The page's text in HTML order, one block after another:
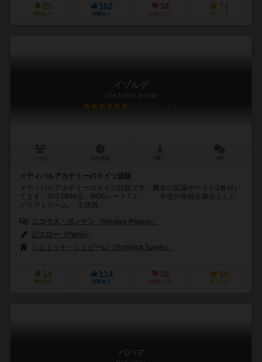
23
興味あり
162
経験あり
34
お気に入り
74
持ってる
イゾルデ
Die holde Isolde
6.1
メディバルアカデミーのドイツ語版
メディバルアカデミーのドイツ語版です。魔女の拡張ボードが1枚付い
てます。2017/8時点 BGGレート7.1。 中世の学校を舞台とした
ドラフトゲーム。 文武両...
ニコラス・ポンサン（Nicolas Poncin）
ピエロー（Pierô）
シュミット・シュピーレ（Schmidt Spiele）
14
興味あり
114
経験あり
18
お気に入り
58
持ってる
バハマ